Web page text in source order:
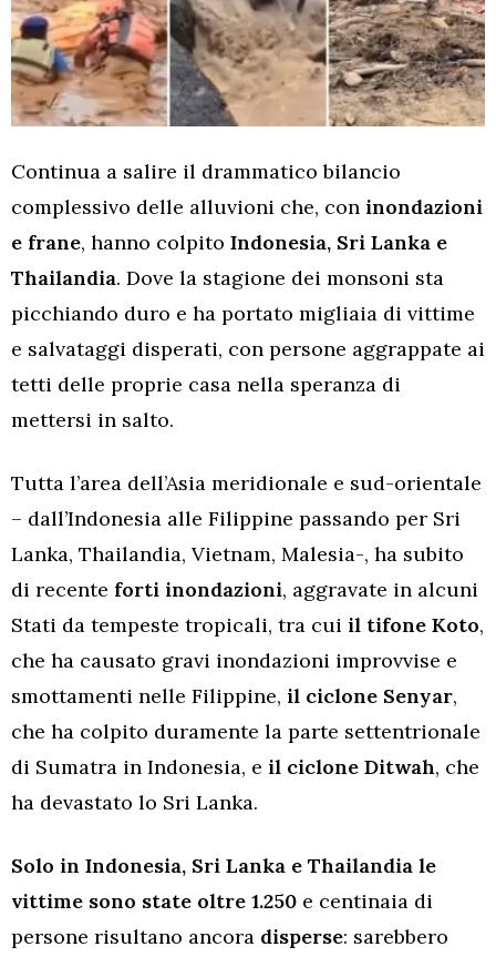
Continua a salire il drammatico bilancio
complessivo delle alluvioni che, con inondazioni
e frane, hanno colpito Indonesia, Sri Lanka e
Thailandia. Dove la stagione dei monsoni sta
picchiando duro e ha portato migliaia di vittime
e salvataggi disperati, con persone aggrappate ai
tetti delle proprie casa nella speranza di
mettersi in salto.
Tutta l’area dell’Asia meridionale e sud-orientale
– dall’Indonesia alle Filippine passando per Sri
Lanka, Thailandia, Vietnam, Malesia-, ha subito
di recente forti inondazioni, aggravate in alcuni
Stati da tempeste tropicali, tra cui il tifone Koto,
che ha causato gravi inondazioni improvvise e
smottamenti nelle Filippine, il ciclone Senyar,
che ha colpito duramente la parte settentrionale
di Sumatra in Indonesia, e il ciclone Ditwah, che
ha devastato lo Sri Lanka.
Solo in Indonesia, Sri Lanka e Thailandia le
vittime sono state oltre 1.250 e centinaia di
persone risultano ancora disperse: sarebbero